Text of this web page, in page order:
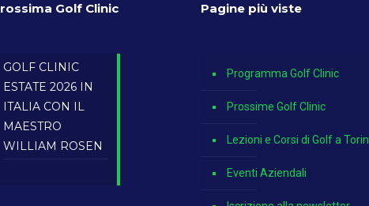
Golf Clinic
GOLF CLINIC
ESTATE 2026 IN
ITALIA CON IL
MAESTRO
WILLIAM ROSEN
Pagine più viste
Programma Golf Clinic
Prossime Golf Clinic
Lezioni e Corsi di Golf a
Eventi Aziendali